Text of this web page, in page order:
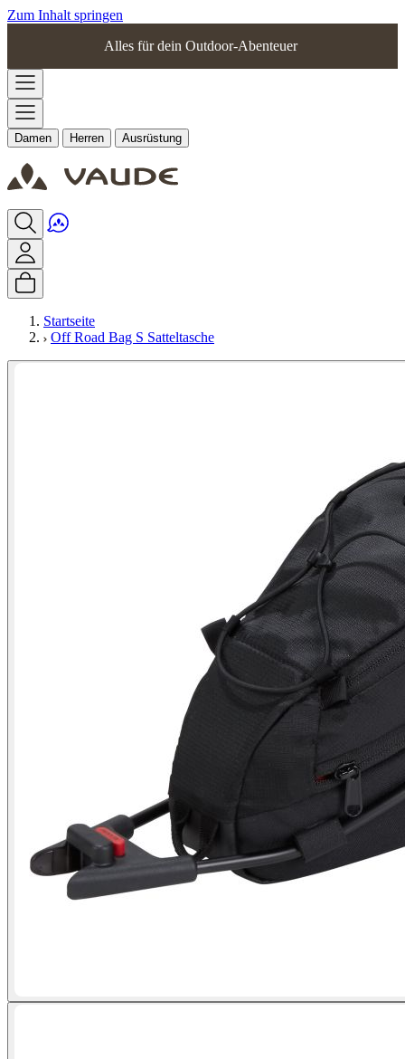
Zum Inhalt springen
Alles für dein Outdoor-Abenteuer
Damen Herren Ausrüstung
Startseite
Off Road Bag S Satteltasche